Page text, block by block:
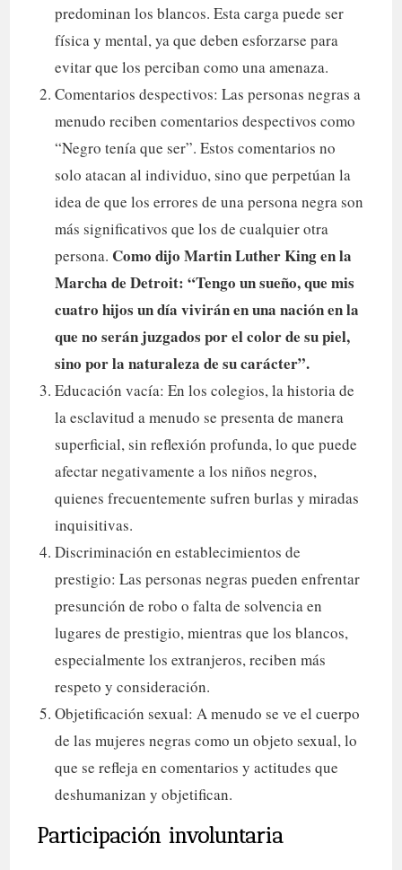
predominan los blancos. Esta carga puede ser
física y mental, ya que deben esforzarse para
evitar que los perciban como una amenaza.
Comentarios despectivos: Las personas negras a
menudo reciben comentarios despectivos como
“Negro tenía que ser”. Estos comentarios no
solo atacan al individuo, sino que perpetúan la
idea de que los errores de una persona negra son
más significativos que los de cualquier otra
persona. Como dijo Martin Luther King en la
Marcha de Detroit: “Tengo un sueño, que mis
cuatro hijos un día vivirán en una nación en la
que no serán juzgados por el color de su piel,
sino por la naturaleza de su carácter”.
Educación vacía: En los colegios, la historia de
la esclavitud a menudo se presenta de manera
superficial, sin reflexión profunda, lo que puede
afectar negativamente a los niños negros,
quienes frecuentemente sufren burlas y miradas
inquisitivas.
Discriminación en establecimientos de
prestigio: Las personas negras pueden enfrentar
presunción de robo o falta de solvencia en
lugares de prestigio, mientras que los blancos,
especialmente los extranjeros, reciben más
respeto y consideración.
Objetificación sexual: A menudo se ve el cuerpo
de las mujeres negras como un objeto sexual, lo
que se refleja en comentarios y actitudes que
deshumanizan y objetifican.
Participación involuntaria